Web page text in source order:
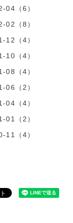
04（6）
02（8）
12（4）
10（4）
08（4）
06（2）
04（4）
01（2）
11（4）